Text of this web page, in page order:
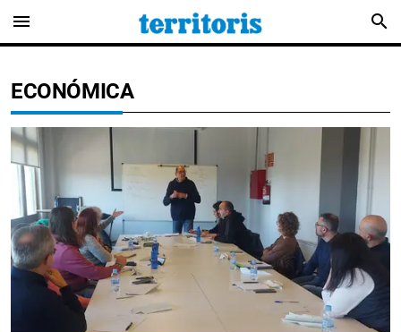
menu search
ECONÓMICA